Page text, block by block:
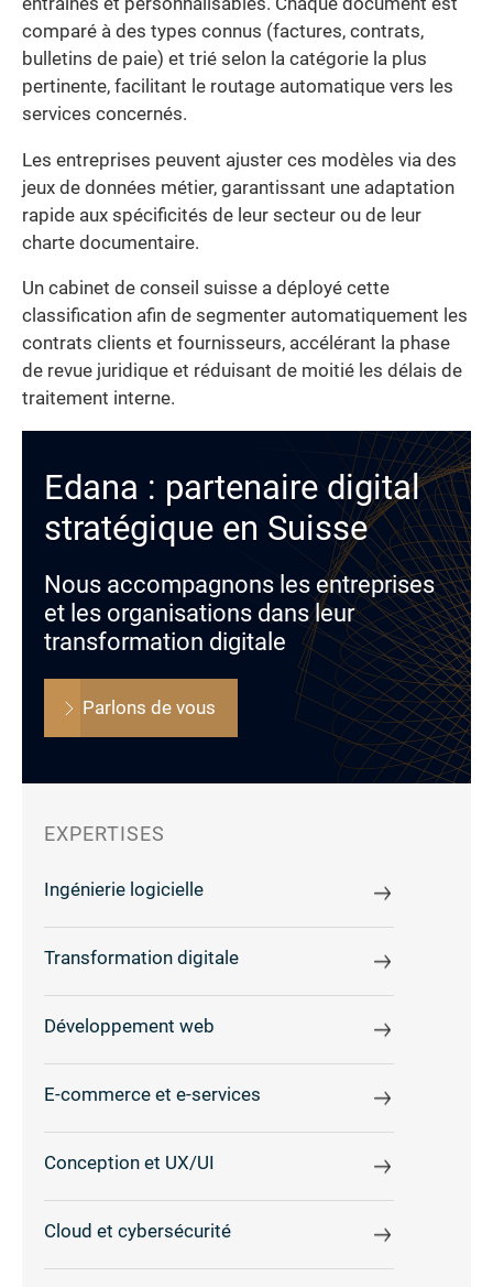
comparé à des types connus (factures, contrats,
bulletins de paie) et trié selon la catégorie la plus
pertinente, facilitant le routage automatique vers les
services concernés.
Les entreprises peuvent ajuster ces modèles via des
jeux de données métier, garantissant une adaptation
rapide aux spécificités de leur secteur ou de leur
charte documentaire.
Un cabinet de conseil suisse a déployé cette
classification afin de segmenter automatiquement les
contrats clients et fournisseurs, accélérant la phase
de revue juridique et réduisant de moitié les délais de
traitement interne.
Edana : partenaire digital
stratégique en Suisse
Nous accompagnons les entreprises
et les organisations dans leur
transformation digitale
Parlons de vous
EXPERTISES
Ingénierie logicielle
Transformation digitale
Développement web
E-commerce et e-services
Conception et UX/UI
Cloud et cybersécurité